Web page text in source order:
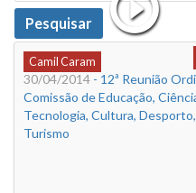
Data
Pesquisar
Camil Caram
30/04/2014 - 12ª Reunião
Comissão de Educação,
Tecnologia, Cultura,
Turismo